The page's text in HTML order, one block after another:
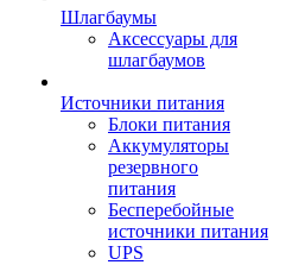
Шлагбаумы
Аксессуары для
шлагбаумов
Источники питания
Блоки питания
Аккумуляторы
резервного
питания
Бесперебойные
источники питания
UPS